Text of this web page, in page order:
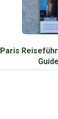
Paris
Guide